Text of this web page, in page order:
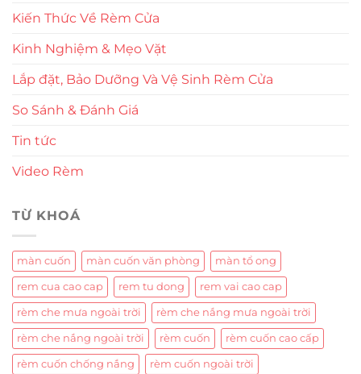
Kiến Thức Về Rèm Cửa
Kinh Nghiệm & Mẹo Vặt
Lắp đặt, Bảo Dưỡng Và Vệ Sinh Rèm Cửa
So Sánh & Đánh Giá
Tin tức
Video Rèm
TỪ KHOÁ
màn cuốn màn cuốn văn phòng màn tổ ong
rem cua cao cap rem tu dong rem vai cao cap
rèm che mưa ngoài trời rèm che nắng mưa ngoài trời
rèm che nắng ngoài trời rèm cuốn rèm cuốn cao cấp
rèm cuốn chống nắng rèm cuốn ngoài trời